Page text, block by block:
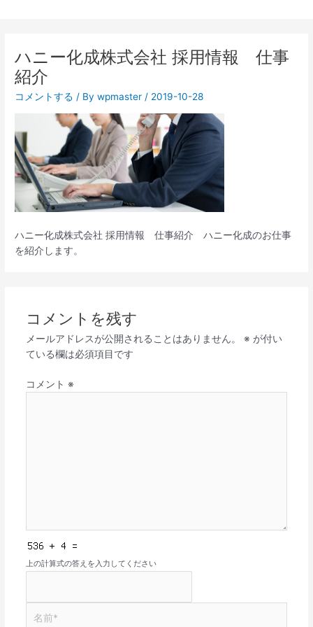
ハニー化成株式会社 採用情報 仕事
紹介
コメントする / Bywpmaster / 2019-10-28
ハニー化成株式会社 採用情報 仕事紹介 ハニー化成のお仕事
を紹介します。
コメントを残す
メールアドレスが公開されることはありません。 ※ が付い
ている欄は必須項目です
コメント ※
上の計算式の答えを入力してください
前